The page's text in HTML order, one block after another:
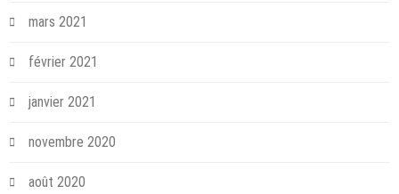
mars 2021
février 2021
janvier 2021
novembre 2020
août 2020